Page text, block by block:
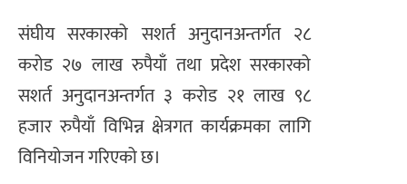
संघीय सरकारको सशर्त अनुदानअन्तर्गत २८
करोड २७ लाख रुपैयाँ तथा प्रदेश सरकारको
सशर्त अनुदानअन्तर्गत ३ करोड २१ लाख ९८
हजार रुपैयाँ विभिन्न क्षेत्रगत कार्यक्रमका लागि
विनियोजन गरिएको छ।